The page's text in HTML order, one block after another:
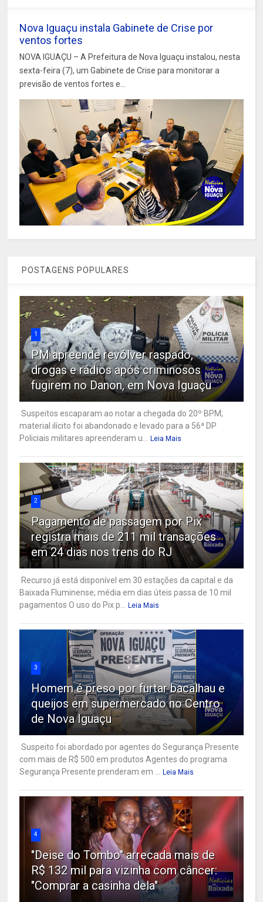
Nova Iguaçu instala Gabinete de Crise por
ventos fortes
NOVA IGUAÇU – A Prefeitura de Nova Iguaçu instalou, nesta
sexta-feira (7), um Gabinete de Crise para monitorar a
previsão de ventos fortes e...
POSTAGENS POPULARES
1
PM apreende revólver raspado,
drogas e rádios após criminosos
fugirem no Danon, em Nova Iguaçu
Suspeitos escaparam ao notar a chegada do 20º BPM;
material ilícito foi abandonado e levado para a 56ª DP
Policiais militares apreenderam u...
Leia Mais
2
Pagamento de passagem por Pix
registra mais de 211 mil transações
em 24 dias nos trens do RJ
Recurso já está disponível em 30 estações da capital e da
Baixada Fluminense; média em dias úteis passa de 10 mil
pagamentos O uso do Pix p...
Leia Mais
3
Homem é preso por furtar bacalhau e
queijos em supermercado no Centro
de Nova Iguaçu
Suspeito foi abordado por agentes do Segurança Presente
com mais de R$ 500 em produtos Agentes do programa
Segurança Presente prenderam em ...
Leia Mais
4
"Deise do Tombo" arrecada mais de
R$ 132 mil para vizinha com câncer:
"Comprar a casinha dela"